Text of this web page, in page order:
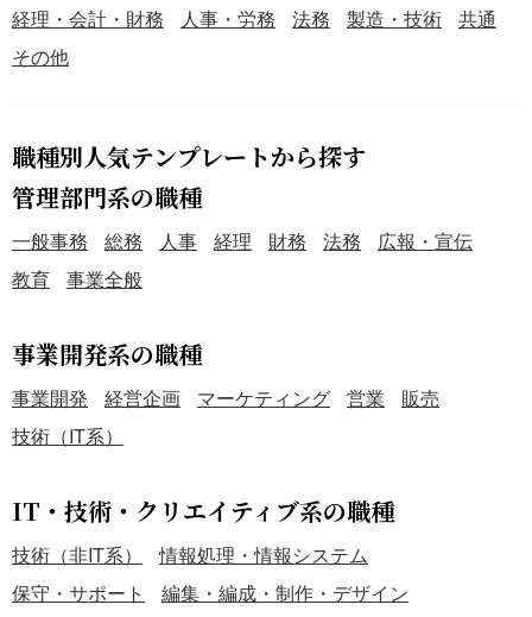
経理・会計・財務
人事・労務 法務 製造・技術
共通
その他
職種別人気テンプレートから探す
管理部門系の職種
一般事務 総務 人事 経理 財務 法務
広報・宣伝
教育
事業全般
事業開発系の職種
事業開発 経営企画 マーケティング 営業
販売
技術（IT系）
IT・技術・クリエイティブ系の職種
技術（非IT系）
情報処理・情報システム
保守・サポート
編集・編成・制作・デザイン